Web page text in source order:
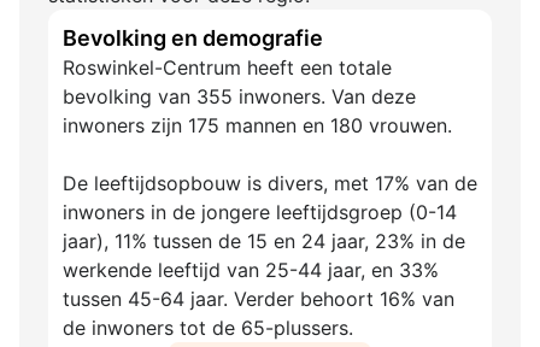
Bevolking en demografie
Roswinkel-Centrum heeft een totale
bevolking van 355 inwoners. Van deze
inwoners zijn 175 mannen en 180 vrouwen.
De leeftijdsopbouw is divers, met 17% van de
inwoners in de jongere leeftijdsgroep (0-14
jaar), 11% tussen de 15 en 24 jaar, 23% in de
werkende leeftijd van 25-44 jaar, en 33%
tussen 45-64 jaar. Verder behoort 16% van
de inwoners tot de 65-plussers.